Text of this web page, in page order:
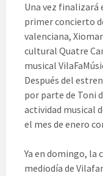
Una vez
primer concierto
valenciana,
cultural Quatre
musical
Después del
por parte de Toni
actividad musical
el mes de enero
Ya en domingo, la
mediodía de